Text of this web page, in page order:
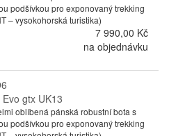
podšívkou pro exponovaný trekking
– vysokohorská turistika)
7 990,00 Kč
na objednávku
gtx UK13
oblíbená pánská robustní bota s
podšívkou pro exponovaný trekking